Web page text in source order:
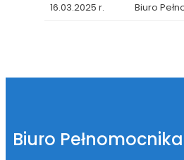
16.03.2025 r.
Biuro
Biuro